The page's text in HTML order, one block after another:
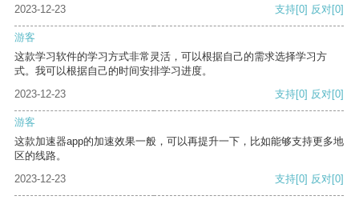
2023-12-23
支持[0] 反对[0]
游客
这款学习软件的学习方式非常灵活，可以根据自己的需求选择学习方
式。我可以根据自己的时间安排学习进度。
2023-12-23
支持[0] 反对[0]
游客
这款加速器app的加速效果一般，可以再提升一下，比如能够支持更多地
区的线路。
2023-12-23
支持[0] 反对[0]